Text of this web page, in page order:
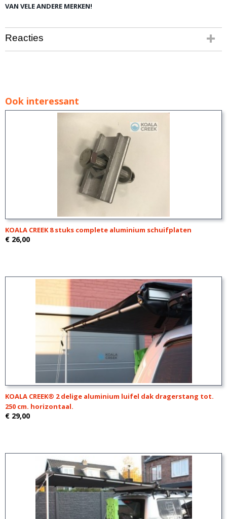
VAN VELE ANDERE MERKEN!
Reacties
Ook interessant
KOALA CREEK 8 stuks complete aluminium schuifplaten
€ 26,00
KOALA CREEK® 2 delige aluminium luifel dak dragerstang tot.
250 cm. horizontaal.
€ 29,00